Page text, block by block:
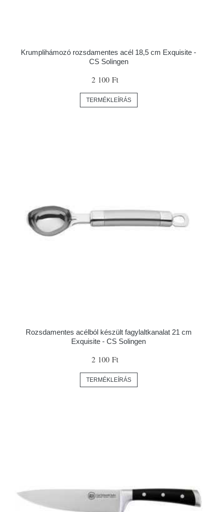
Krumplihámozó rozsdamentes acél 18,5 cm Exquisite -
CS Solingen
2 100 Ft
TERMÉKLEÍRÁS
Rozsdamentes acélból készült fagylaltkanalat 21 cm
Exquisite - CS Solingen
2 100 Ft
TERMÉKLEÍRÁS